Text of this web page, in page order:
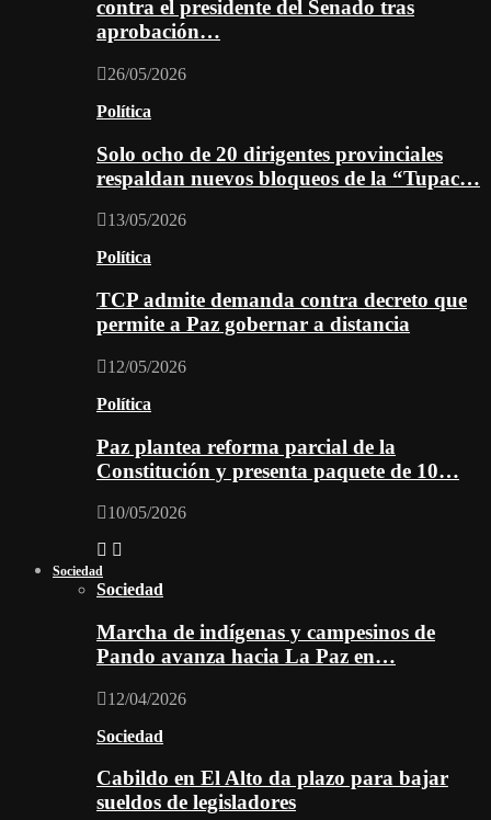
contra el presidente del Senado tras
aprobación…
26/05/2026
Política
Solo ocho de 20 dirigentes provinciales
respaldan nuevos bloqueos de la “Tupac…
13/05/2026
Política
TCP admite demanda contra decreto que
permite a Paz gobernar a distancia
12/05/2026
Política
Paz plantea reforma parcial de la
Constitución y presenta paquete de 10…
10/05/2026
Sociedad
Sociedad
Marcha de indígenas y campesinos de
Pando avanza hacia La Paz en…
12/04/2026
Sociedad
Cabildo en El Alto da plazo para bajar
sueldos de legisladores